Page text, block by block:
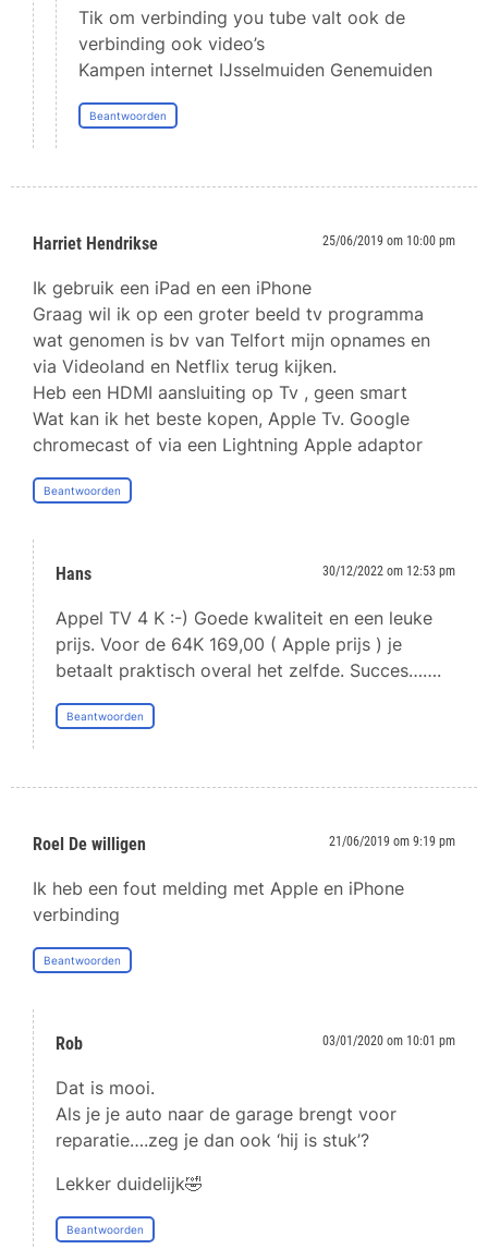
Tik om verbinding you tube valt ook de
verbinding ook video’s
Kampen internet IJsselmuiden Genemuiden
Beantwoorden
Harriet Hendrikse 25/06/2019 om 10:00 pm
Ik gebruik een iPad en een iPhone
Graag wil ik op een groter beeld tv programma
wat genomen is bv van Telfort mijn opnames en
via Videoland en Netflix terug kijken.
Heb een HDMI aansluiting op Tv , geen smart
Wat kan ik het beste kopen, Apple Tv. Google
chromecast of via een Lightning Apple adaptor
Beantwoorden
Hans 30/12/2022 om 12:53 pm
Appel TV 4 K :-) Goede kwaliteit en een leuke
prijs. Voor de 64K 169,00 ( Apple prijs ) je
betaalt praktisch overal het zelfde. Succes…….
Beantwoorden
Roel De willigen 21/06/2019 om 9:19 pm
Ik heb een fout melding met Apple en iPhone
verbinding
Beantwoorden
Rob 03/01/2020 om 10:01 pm
Dat is mooi.
Als je je auto naar de garage brengt voor
reparatie….zeg je dan ook ‘hij is stuk’?
Lekker duidelijk🤣
Beantwoorden